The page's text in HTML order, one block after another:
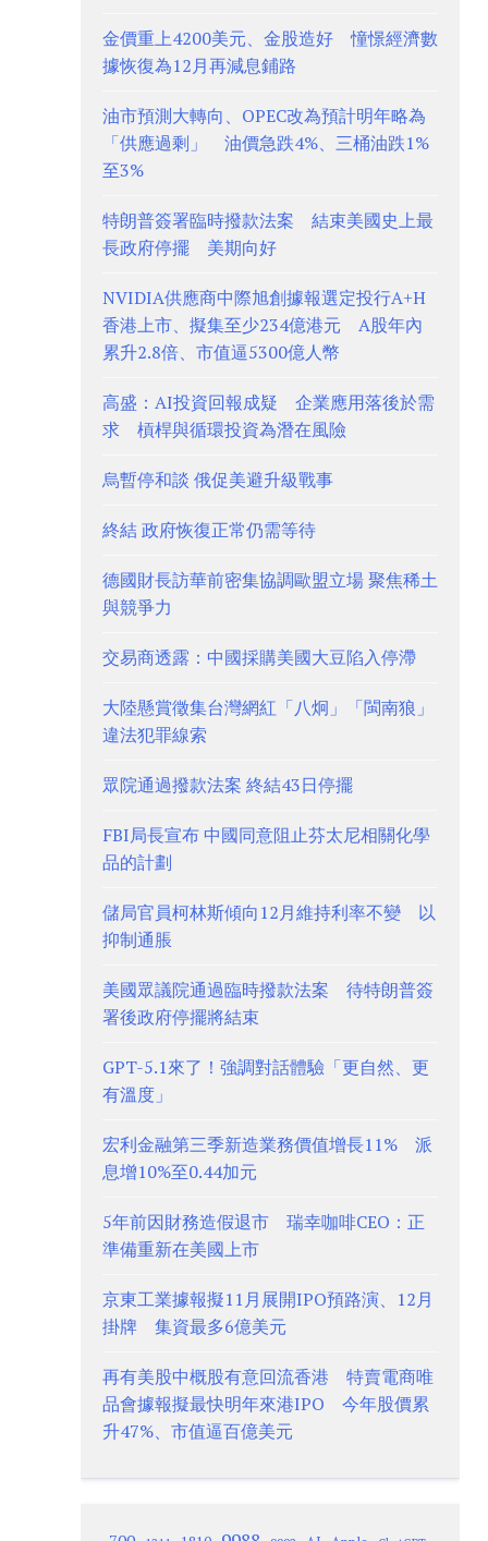
金價重上4200美元、金股造好 憧憬經濟數
據恢復為12月再減息鋪路
油市預測大轉向、OPEC改為預計明年略為
「供應過剩」 油價急跌4%、三桶油跌1%
至3%
特朗普簽署臨時撥款法案 結束美國史上最
長政府停擺 美期向好
NVIDIA供應商中際旭創據報選定投行A+H
香港上市、擬集至少234億港元 A股年內
累升2.8倍、市值逼5300億人幣
高盛：AI投資回報成疑 企業應用落後於需
求 槓桿與循環投資為潛在風險
烏暫停和談 俄促美避升級戰事
終結 政府恢復正常仍需等待
德國財長訪華前密集協調歐盟立場 聚焦稀土
與競爭力
交易商透露：中國採購美國大豆陷入停滯
大陸懸賞徵集台灣網紅「八炯」「閩南狼」
違法犯罪線索
眾院通過撥款法案 終結43日停擺
FBI局長宣布 中國同意阻止芬太尼相關化學
品的計劃
儲局官員柯林斯傾向12月維持利率不變 以
抑制通脹
美國眾議院通過臨時撥款法案 待特朗普簽
署後政府停擺將結束
GPT-5.1來了！強調對話體驗「更自然、更
有溫度」
宏利金融第三季新造業務價值增長11% 派
息增10%至0.44加元
5年前因財務造假退市 瑞幸咖啡CEO：正
準備重新在美國上市
京東工業據報擬11月展開IPO預路演、12月
掛牌 集資最多6億美元
再有美股中概股有意回流香港 特賣電商唯
品會據報擬最快明年來港IPO 今年股價累
升47%、市值逼百億美元